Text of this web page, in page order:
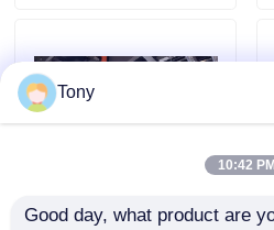
मामले
बांसुरी लैमिनेटर मशीन
Tony
10:42 PM
Good day, what product are